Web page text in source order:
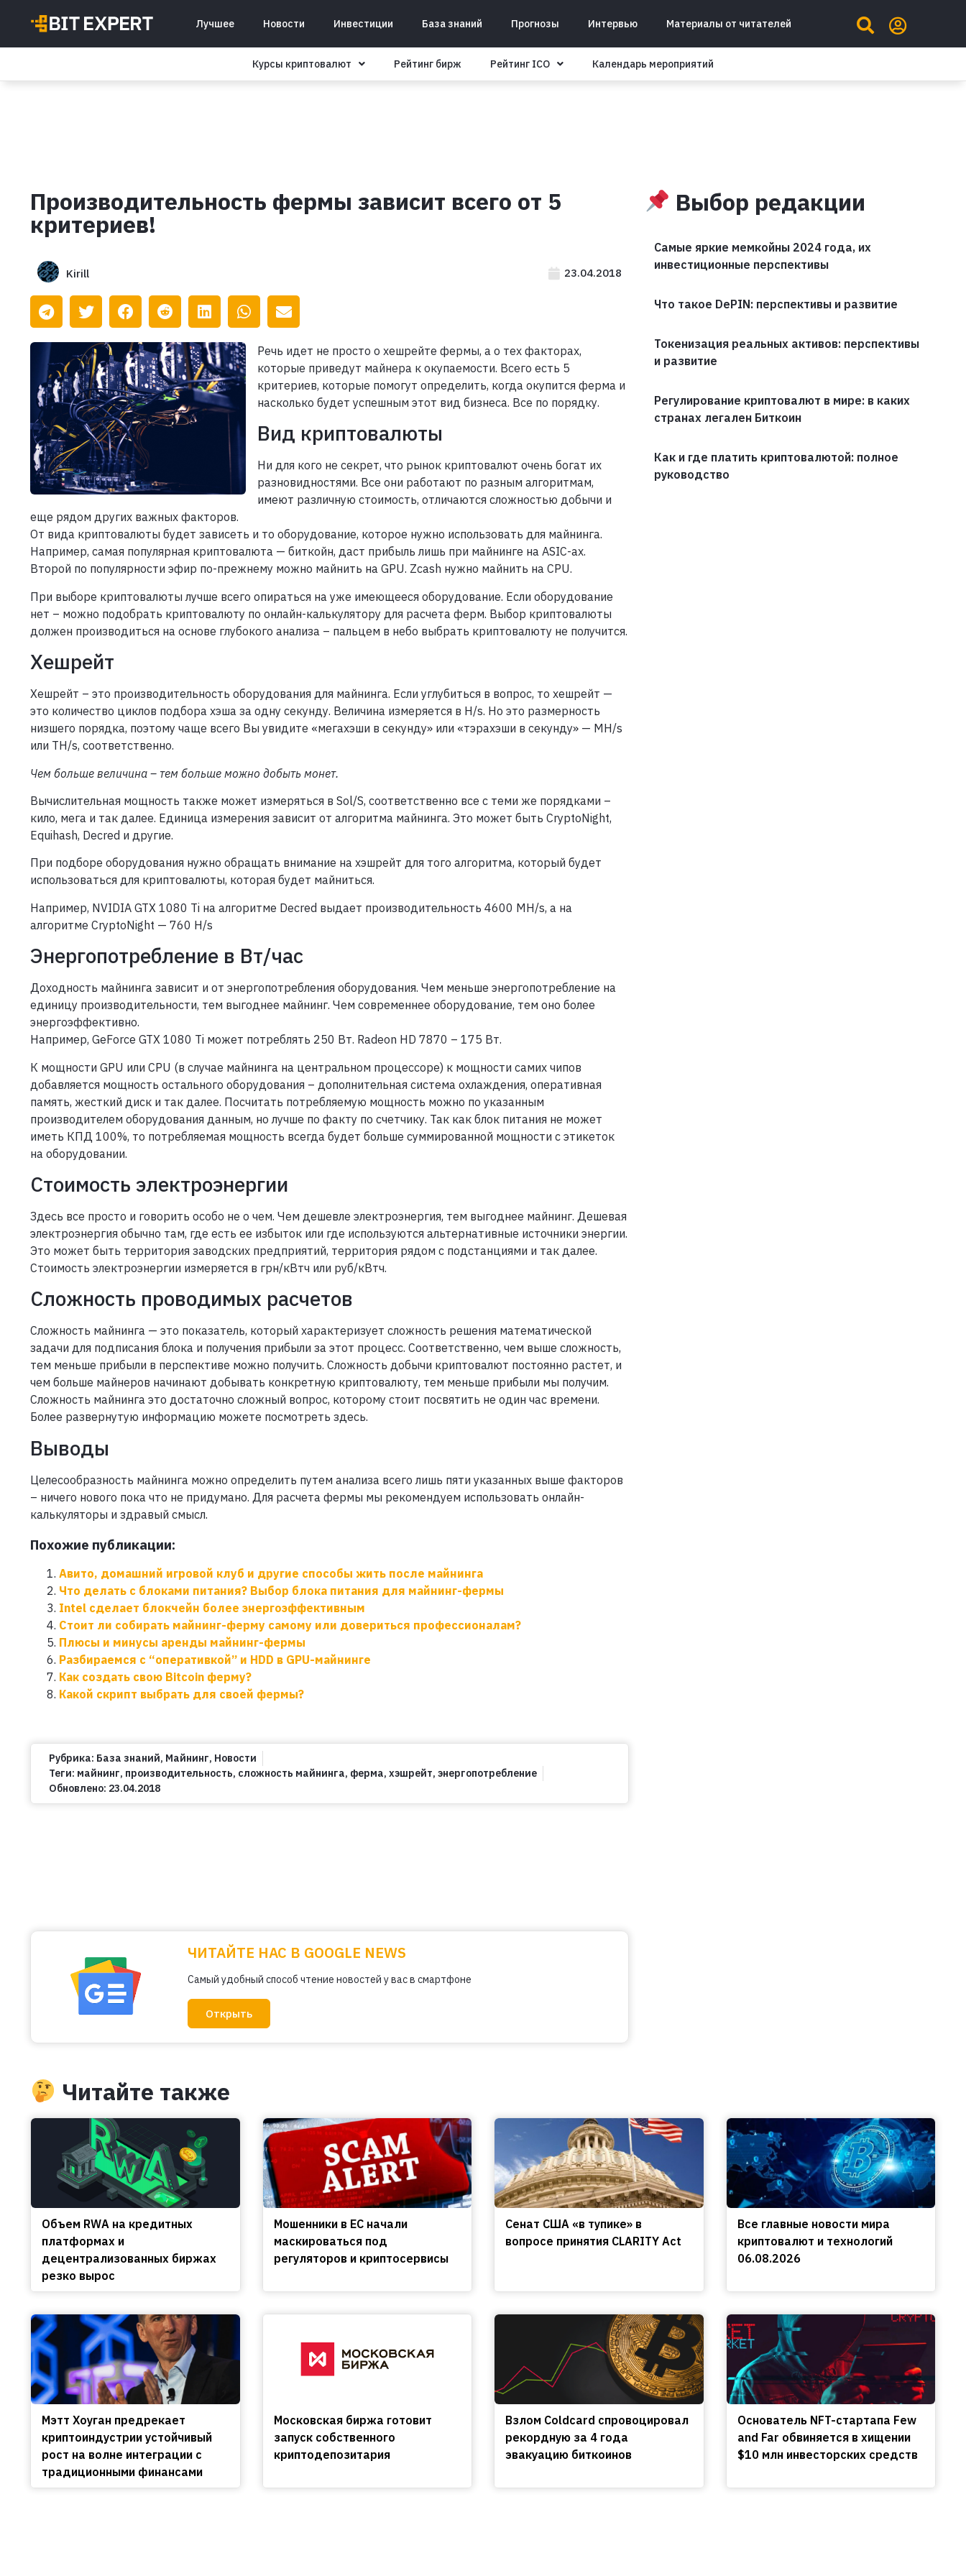
Лучшее Новости Инвестиции База знаний Прогнозы Интервью Материалы от читателей
Курсы криптовалют Рейтинг бирж Рейтинг ICO Календарь мероприятий
Производительность фермы зависит всего от 5
критериев!
Kirill 23.04.2018
Речь идет не просто о хешрейте фермы, а о тех факторах,
которые приведут майнера к окупаемости. Всего есть 5
критериев, которые помогут определить, когда окупится ферма и
насколько будет успешным этот вид бизнеса. Все по порядку.
Вид криптовалюты
Ни для кого не секрет, что рынок криптовалют очень богат их
разновидностями. Все они работают по разным алгоритмам,
имеют различную стоимость, отличаются сложностью добычи и
еще рядом других важных факторов.
От вида криптовалюты будет зависеть и то оборудование, которое нужно использовать для майнинга.
Например, самая популярная криптовалюта — биткойн, даст прибыль лишь при майнинге на ASIC-ах.
Второй по популярности эфир по-прежнему можно майнить на GPU. Zcash нужно майнить на CPU.
При выборе криптовалюты лучше всего опираться на уже имеющееся оборудование. Если оборудование
нет – можно подобрать криптовалюту по онлайн-калькулятору для расчета ферм. Выбор криптовалюты
должен производиться на основе глубокого анализа – пальцем в небо выбрать криптовалюту не получится.
Хешрейт
Хешрейт – это производительность оборудования для майнинга. Если углубиться в вопрос, то хешрейт —
это количество циклов подбора хэша за одну секунду. Величина измеряется в H/s. Но это размерность
низшего порядка, поэтому чаще всего Вы увидите «мегахэши в секунду» или «тэрахэши в секунду» — MH/s
или TH/s, соответственно.
Чем больше величина – тем больше можно добыть монет.
Вычислительная мощность также может измеряться в Sol/S, соответственно все с теми же порядками –
кило, мега и так далее. Единица измерения зависит от алгоритма майнинга. Это может быть CryptoNight,
Equihash, Decred и другие.
При подборе оборудования нужно обращать внимание на хэшрейт для того алгоритма, который будет
использоваться для криптовалюты, которая будет майниться.
Например, NVIDIA GTX 1080 Ti на алгоритме Decred выдает производительность 4600 MH/s, а на
алгоритме CryptoNight — 760 H/s
Энергопотребление в Вт/час
Доходность майнинга зависит и от энергопотребления оборудования. Чем меньше энергопотребление на
единицу производительности, тем выгоднее майнинг. Чем современнее оборудование, тем оно более
энергоэффективно.
Например, GeForce GTX 1080 Ti может потреблять 250 Вт. Radeon HD 7870 – 175 Вт.
К мощности GPU или CPU (в случае майнинга на центральном процессоре) к мощности самих чипов
добавляется мощность остального оборудования – дополнительная система охлаждения, оперативная
память, жесткий диск и так далее. Посчитать потребляемую мощность можно по указанным
производителем оборудования данным, но лучше по факту по счетчику. Так как блок питания не может
иметь КПД 100%, то потребляемая мощность всегда будет больше суммированной мощности с этикеток
на оборудовании.
Стоимость электроэнергии
Здесь все просто и говорить особо не о чем. Чем дешевле электроэнергия, тем выгоднее майнинг. Дешевая
электроэнергия обычно там, где есть ее избыток или где используются альтернативные источники энергии.
Это может быть территория заводских предприятий, территория рядом с подстанциями и так далее.
Стоимость электроэнергии измеряется в грн/кВтч или руб/кВтч.
Сложность проводимых расчетов
Сложность майнинга — это показатель, который характеризует сложность решения математической
задачи для подписания блока и получения прибыли за этот процесс. Соответственно, чем выше сложность,
тем меньше прибыли в перспективе можно получить. Сложность добычи криптовалют постоянно растет, и
чем больше майнеров начинают добывать конкретную криптовалюту, тем меньше прибыли мы получим.
Сложность майнинга это достаточно сложный вопрос, которому стоит посвятить не один час времени.
Более развернутую информацию можете посмотреть здесь.
Выводы
Целесообразность майнинга можно определить путем анализа всего лишь пяти указанных выше факторов
– ничего нового пока что не придумано. Для расчета фермы мы рекомендуем использовать онлайн-
калькуляторы и здравый смысл.
Похожие публикации:
Авито, домашний игровой клуб и другие способы жить после майнинга
Что делать с блоками питания? Выбор блока питания для майнинг-фермы
Intel сделает блокчейн более энергоэффективным
Стоит ли собирать майнинг-ферму самому или довериться профессионалам?
Плюсы и минусы аренды майнинг-фермы
Разбираемся с “оперативкой” и HDD в GPU-майнинге
Как создать свою Bitcoin ферму?
Какой скрипт выбрать для своей фермы?
Рубрика: База знаний, Майнинг, Новости
Теги: майнинг, производительность, сложность майнинга, ферма, хэшрейт, энергопотребление
Обновлено: 23.04.2018
ЧИТАЙТЕ НАС В GOOGLE NEWS
Самый удобный способ чтение новостей у вас в смартфоне
Открыть
Выбор редакции
Самые яркие мемкойны 2024 года, их
инвестиционные перспективы
Что такое DePIN: перспективы и развитие
Токенизация реальных активов: перспективы
и развитие
Регулирование криптовалют в мире: в каких
странах легален Биткоин
Как и где платить криптовалютой: полное
руководство
Читайте также
Объем RWA на кредитных
платформах и
децентрализованных биржах
резко вырос
Мошенники в ЕС начали
маскироваться под
регуляторов и криптосервисы
Сенат США «в тупике» в
вопросе принятия CLARITY Act
Все главные новости мира
криптовалют и технологий
06.08.2026
Мэтт Хоуган предрекает
криптоиндустрии устойчивый
рост на волне интеграции с
традиционными финансами
Московская биржа готовит
запуск собственного
криптодепозитария
Взлом Coldcard спровоцировал
рекордную за 4 года
эвакуацию биткоинов
Основатель NFT-стартапа Few
and Far обвиняется в хищении
$10 млн инвесторских средств